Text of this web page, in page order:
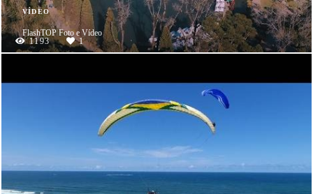
VÍDEO
FlashTOP Foto e Vídeo
1193
1